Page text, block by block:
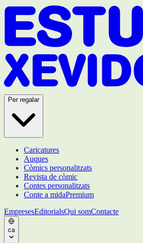
Per regalar
Caricatures
Auques
Còmics personalitzats
Revista de còmic
Contes personalitzats
Conte a midaPremium
EmpresesEditorialsQui somContacte
ca